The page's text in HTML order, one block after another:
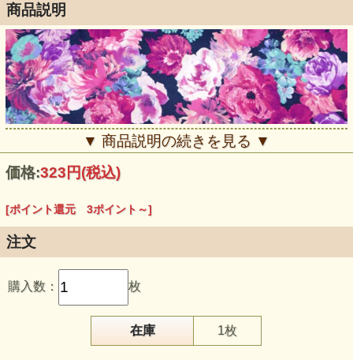
商品説明
【品 番】p2083
【商品名】スムースプリントニット生地 花柄 紺・ピン
ク・グリーン はぎれ３０ｃｍ
【価 格】２９４円＋消費税
【素 材】ポリエステル：１００％
【生地幅】１０５ｃｍ
【販売単位】１枚単位になります。
▼ 商品説明の続きを見る ▼
価格:323円(税込)
[ポイント還元 3ポイント～]
注文
購入数： 枚
在庫 1枚